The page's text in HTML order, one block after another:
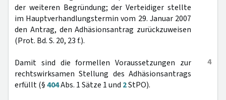
der weiteren Begründung; der Verteidiger stellte
im Hauptverhandlungstermin vom 29. Januar 2007
den Antrag, den Adhäsionsantrag zurückzuweisen
(Prot. Bd. S. 20, 23 f.).
4
Damit sind die formellen Voraussetzungen zur
rechtswirksamen Stellung des Adhäsionsantrags
erfüllt (§404Abs. 1 Sätze 1 und 2StPO).